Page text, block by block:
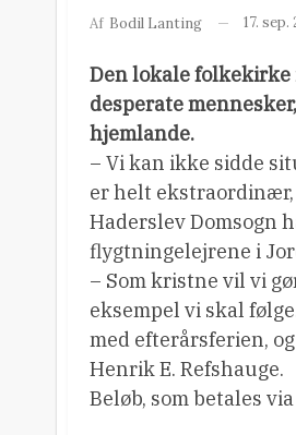
Af Bodil Lanting 17.
Den lokale
desperate
hjemlande.
– Vi kan ikke sidde
er helt
Haderslev Domsogn
flygtningelejrene i
– Som kristne vil vi
eksempel vi skal
med efterårsferien,
Henrik E. Refshauge.
Beløb, som betales